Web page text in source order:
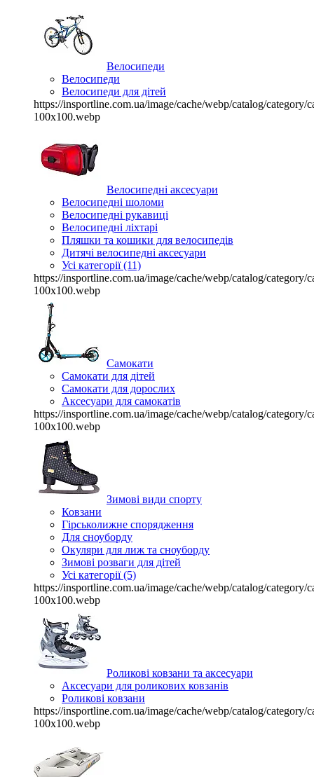
Велосипеди
Велосипеди
Велосипеди для дітей
https://insportline.com.ua/image/cache/webp/catalog/category/
100x100.webp
Велосипедні аксесуари
Велосипедні шоломи
Велосипедні рукавиці
Велосипедні ліхтарі
Пляшки та кошики для велосипедів
Дитячі велосипедні аксесуари
Усі категорії (11)
https://insportline.com.ua/image/cache/webp/catalog/category/
100x100.webp
Самокати
Самокати для дітей
Самокати для дорослих
Аксесуари для самокатів
https://insportline.com.ua/image/cache/webp/catalog/category/
100x100.webp
Зимові види спорту
Ковзани
Гірськолижне спорядження
Для сноуборду
Окуляри для лиж та сноуборду
Зимові розваги для дітей
Усі категорії (5)
https://insportline.com.ua/image/cache/webp/catalog/category/
100x100.webp
Роликові ковзани та аксесуари
Аксесуари для роликових ковзанів
Роликові ковзани
https://insportline.com.ua/image/cache/webp/catalog/category/
100x100.webp